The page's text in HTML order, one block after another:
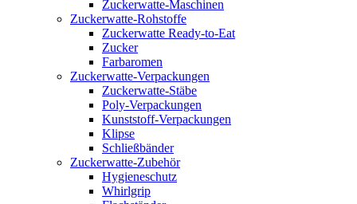
Zuckerwatte-Maschinen
Zuckerwatte-Rohstoffe
Zuckerwatte Ready-to-Eat
Zucker
Farbaromen
Zuckerwatte-Verpackungen
Zuckerwatte-Stäbe
Poly-Verpackungen
Kunststoff-Verpackungen
Klipse
Schließbänder
Zuckerwatte-Zubehör
Hygieneschutz
Whirlgrip